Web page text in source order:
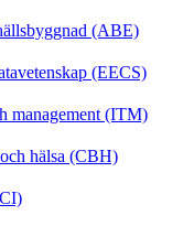
(ABE)
(EECS)
management (ITM)
hälsa (CBH)